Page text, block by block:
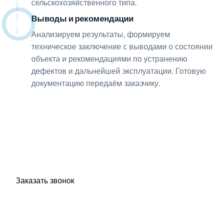
сельскохозяйственного типа.
08
Выводы и рекомендации
Анализируем результаты, формируем
техническое заключение с выводами о состоянии
объекта и рекомендациями по устранению
дефектов и дальнейшей эксплуатации. Готовую
документацию передаём заказчику.
Заказать звонок